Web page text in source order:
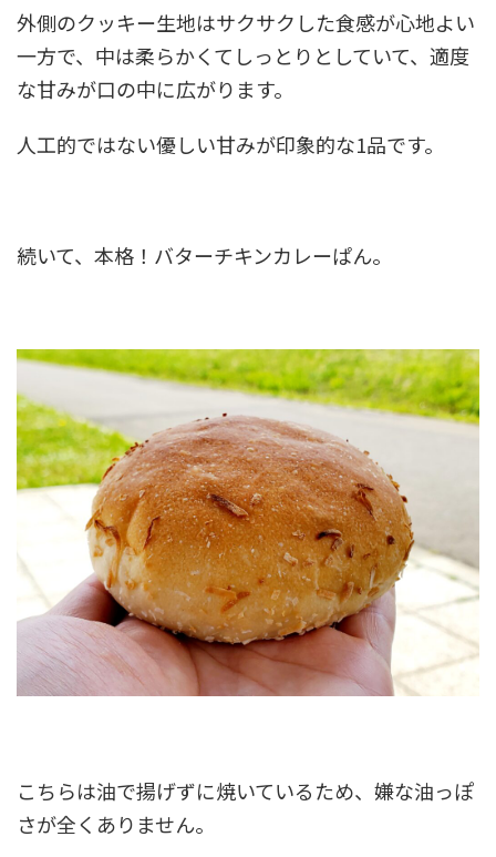
外側のクッキー生地はサクサクした食感が心地よい
一方で、中は柔らかくてしっとりとしていて、適度
な甘みが口の中に広がります。
人工的ではない優しい甘みが印象的な1品です。
続いて、本格！バターチキンカレーぱん。
こちらは油で揚げずに焼いているため、嫌な油っぽ
さが全くありません。